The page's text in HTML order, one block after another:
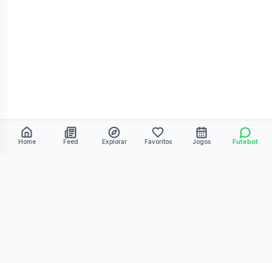
Home Feed Explorar Favoritos Jogos Futebot